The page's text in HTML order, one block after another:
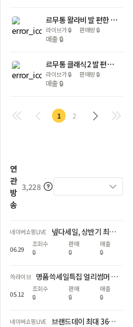
르무통 왈라비 발 편한 메리노울 운동화
라이브가🔒 판매량🔒
매출 🔒
르무통 클래식2 발 편한 메리노울 운동화
라이브가🔒 판매량🔒
매출 🔒
1 2
연
관
방
송
3,228
네이버쇼핑LIVE 넾다세일, 상반기 최대혜택 라이브
06.29
조회수
🔒
판매
🔒
매출
🔒
쓱라이브 명품쓱세일특집 얼리썸머 럭셔리! 가니/끌로에/드래곤디퓨전 外 핫딜
05.12
조회수
🔒
판매
🔒
매출
🔒
네이버쇼핑LIVE 브랜드데이 최대 36% 할인 + 추첨 혜택까지